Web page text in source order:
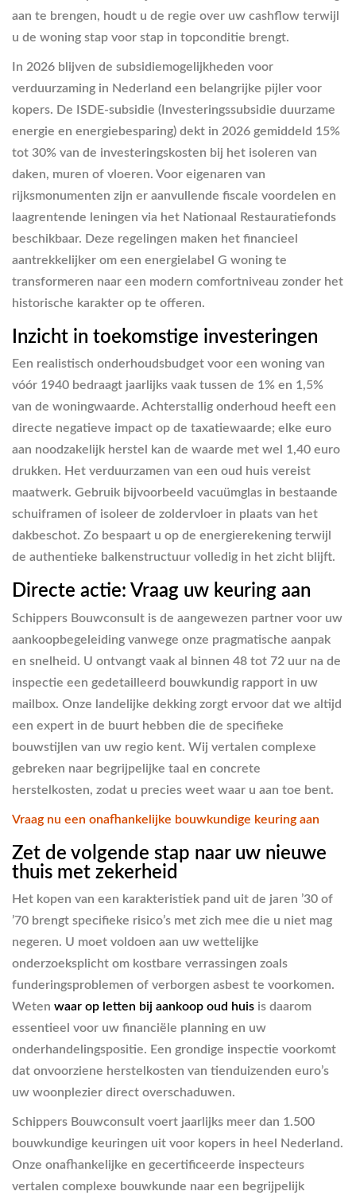
aan te brengen, houdt u de regie over uw cashflow terwijl
u de woning stap voor stap in topconditie brengt.
In 2026 blijven de subsidiemogelijkheden voor
verduurzaming in Nederland een belangrijke pijler voor
kopers. De ISDE-subsidie (Investeringssubsidie duurzame
energie en energiebesparing) dekt in 2026 gemiddeld 15%
tot 30% van de investeringskosten bij het isoleren van
daken, muren of vloeren. Voor eigenaren van
rijksmonumenten zijn er aanvullende fiscale voordelen en
laagrentende leningen via het Nationaal Restauratiefonds
beschikbaar. Deze regelingen maken het financieel
aantrekkelijker om een energielabel G woning te
transformeren naar een modern comfortniveau zonder het
historische karakter op te offeren.
Inzicht in toekomstige investeringen
Een realistisch onderhoudsbudget voor een woning van
vóór 1940 bedraagt jaarlijks vaak tussen de 1% en 1,5%
van de woningwaarde. Achterstallig onderhoud heeft een
directe negatieve impact op de taxatiewaarde; elke euro
aan noodzakelijk herstel kan de waarde met wel 1,40 euro
drukken. Het verduurzamen van een oud huis vereist
maatwerk. Gebruik bijvoorbeeld vacuümglas in bestaande
schuiframen of isoleer de zoldervloer in plaats van het
dakbeschot. Zo bespaart u op de energierekening terwijl
de authentieke balkenstructuur volledig in het zicht blijft.
Directe actie: Vraag uw keuring aan
Schippers Bouwconsult is de aangewezen partner voor uw
aankoopbegeleiding vanwege onze pragmatische aanpak
en snelheid. U ontvangt vaak al binnen 48 tot 72 uur na de
inspectie een gedetailleerd bouwkundig rapport in uw
mailbox. Onze landelijke dekking zorgt ervoor dat we altijd
een expert in de buurt hebben die de specifieke
bouwstijlen van uw regio kent. Wij vertalen complexe
gebreken naar begrijpelijke taal en concrete
herstelkosten, zodat u precies weet waar u aan toe bent.
Vraag nu een onafhankelijke bouwkundige keuring aan
Zet de volgende stap naar uw nieuwe
thuis met zekerheid
Het kopen van een karakteristiek pand uit de jaren ’30 of
’70 brengt specifieke risico’s met zich mee die u niet mag
negeren. U moet voldoen aan uw wettelijke
onderzoeksplicht om kostbare verrassingen zoals
funderingsproblemen of verborgen asbest te voorkomen.
Weten waar op letten bij aankoop oud huis is daarom
essentieel voor uw financiële planning en uw
onderhandelingspositie. Een grondige inspectie voorkomt
dat onvoorziene herstelkosten van tienduizenden euro’s
uw woonplezier direct overschaduwen.
Schippers Bouwconsult voert jaarlijks meer dan 1.500
bouwkundige keuringen uit voor kopers in heel Nederland.
Onze onafhankelijke en gecertificeerde inspecteurs
vertalen complexe bouwkunde naar een begrijpelijk